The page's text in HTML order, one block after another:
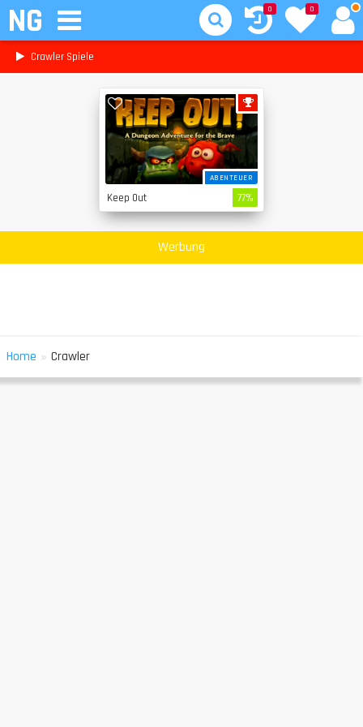
NG 0
0
Crawler Spiele
ABENTEUER
Keep Out 77%
Werbung
Home » Crawler